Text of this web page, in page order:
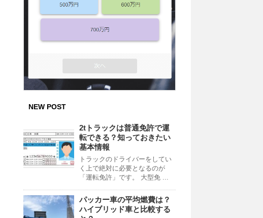
NEW POST
2tトラックは普通免許で運
転できる？知っておきたい
基本情報
トラックのドライバーをしてい
く上で絶対に必要となるのが
「運転免許」です。 大型免 ...
パッカー車の平均燃費は？
ハイブリッド車と比較する